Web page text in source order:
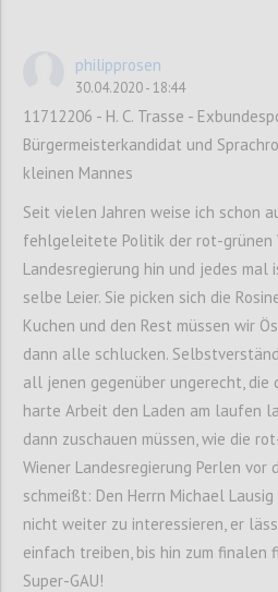
P3
• Trasse:Die Seilbahn
Bahn-Station
nach Jedlesee, dann das
nach Strebersdorf.
Möglichkeit, eine Station
wird aber nicht immer
Strebersdorf befindet
Antrieb der Bahn. Von
einer beinahe
Kahlenbergerdorf, wo
sein wird, und auf den
philipprosen
30.04.2020 - 18:44
11712206 - H. C. Trasse -
Bürgermeisterkandidat und
kleinen Mannes
Seit vielen Jahren weise ich schon
fehlgeleitete Politik der rot-grünen
Landesregierung hin und jedes mal
selbe Leier. Sie picken sich die
Kuchen und den Rest müssen wir
dann alle schlucken.
all jenen gegenüber ungerecht, die
harte Arbeit den Laden am laufen
dann zuschauen müssen, wie die
Wiener Landesregierung Perlen vor
schmeißt: Den Herrn Michael
nicht weiter zu interessieren, er
einfach treiben, bis hin zum finalen
Super-GAU!